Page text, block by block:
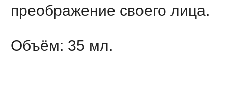
преображение своего лица.
Объём: 35 мл.